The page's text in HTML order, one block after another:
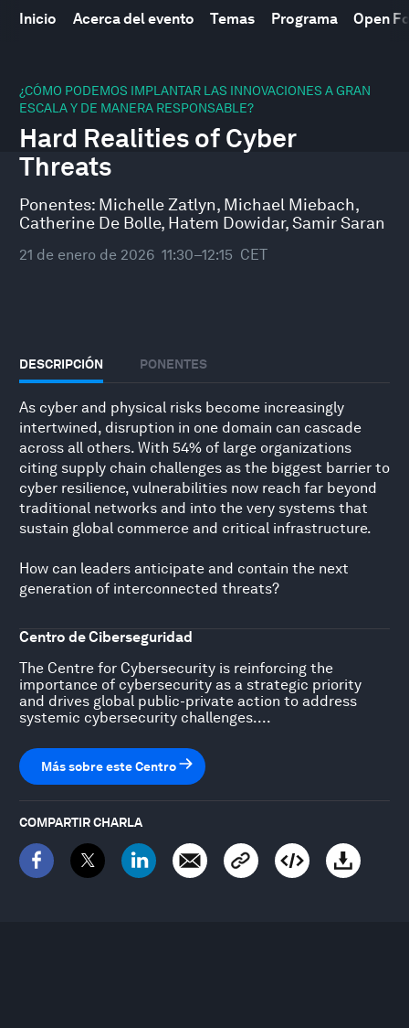
Inicio Acerca del evento Temas Programa Open
¿CÓMO PODEMOS IMPLANTAR LAS INNOVACIONES A GRAN
ESCALA Y DE MANERA RESPONSABLE?
Hard Realities of Cyber
Threats
Ponentes: Michelle Zatlyn, Michael Miebach,
Catherine De Bolle, Hatem Dowidar,Samir Saran
21 de enero de 2026 11:30–12:15 CET
DESCRIPCIÓN PONENTES
As cyber and physical risks become increasingly
intertwined, disruption in one domain can cascade
across all others. With 54% of large organizations
citing supply chain challenges as the biggest barrier to
cyber resilience, vulnerabilities now reach far beyond
traditional networks and into the very systems that
sustain global commerce and critical infrastructure.
How can leaders anticipate and contain the next
generation of interconnected threats?
Centro de Ciberseguridad
The Centre for Cybersecurity is reinforcing the
importance of cybersecurity as a strategic priority
and drives global public-private action to address
systemic cybersecurity challenges....
Más sobre este Centro
COMPARTIR CHARLA
seconds
of
minutes,
10
seconds